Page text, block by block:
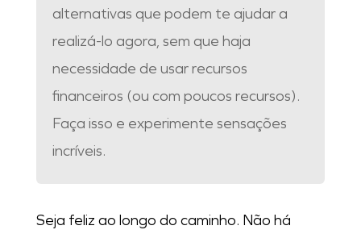
alternativas que podem te ajudar a
realizá-lo agora, sem que haja
necessidade de usar recursos
financeiros (ou com poucos recursos).
Faça isso e experimente sensações
incríveis.
Seja feliz ao longo do caminho. Não há